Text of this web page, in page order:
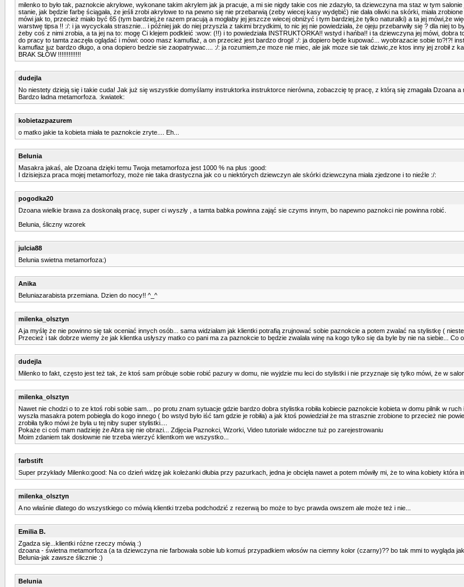
milenko to było tak, paznokcie akrylowe, wykonane takim akrylem jak ja pracuje, a mi sie nigdy takie cos nie zdazyło, ta dziewczyna ma staz w tym
stanie, jak będzie farbę ściągała, że jeśli zrobi akrylowe to na pewno się nie przebarwią (zeby wiecej kasy wydębić) nie dała oliwki na skórki, miała
mówi jak to, przecież miało być 65 (tym bardziej,że razem pracują a mogłaby jej jeszcze wiecej obniżyć i tym bardziej,że tylko naturalki) a ta jej mówi,że
warstwę tipsa !! :/: i ja wycyckała strasznie... i później jak do niej przyszla z takimi brzydkimi, to nic jej nie powiedziała, że ojeju przebarwiły się ? dla niej to
żeby coś z nimi zrobia, a ta jej na to: mogę Ci klejem podkleić :wow: (!!) i to powiedziała INSTRUKTORKA!! wstyd i hańba!! i ta dziewczyna jej mówi,
do pracy to tamta zaczęła oglądać i mówi: oooo masz kamuflaż, a on przecież jest bardzo drogi! :/: ja dopiero będe kupować... wyobrazacie sobie to?!?!
kamuflaz juz bardzo długo, a ona dopiero bedzie sie zaopatrywac.... :/: ja rozumiem,ze moze nie miec, ale jak moze sie tak dziwic,ze ktos inny jej zrobił z
BRAK SŁÓW !!!!!!!!!!!!!
dudejla
No niestety dzieją się i takie cuda! Jak już się wszystkie domyślamy instruktorka instruktorce nierówna, zobaczcię tę pracę, z którą się zmagała Dzoana
Bardzo ładna metamorfoza. :kwiatek:
kobietazpazurem
o matko jakie ta kobieta miała te paznokcie zryte.... Eh...
Belunia
Masakra jakaś, ale Dzoana dzięki temu Twoja metamorfoza jest 1000 % na plus :good:
I dzisiejsza praca mojej metamorfozy, może nie taka drastyczna jak co u niektórych dziewczyn ale skórki dziewczyna miała zjedzone i to nieźle :/:
pogodka20
Dzoana wielkie brawa za doskonałą pracę, super ci wyszły , a tamta babka powinna zająć sie czyms innym, bo napewno paznokci nie powinna robić.
Belunia, śliczny wzorek
julcia88
Belunia swietna metamorfoza:)
Anika
Beluniazarabista przemiana. Dzien do nocy!! ^_^
milenka_olsztyn
A ja myślę że nie powinno się tak oceniać innych osób... sama widziałam jak klientki potrafią zrujnować sobie paznokcie a potem zwalać na stylistkę (
Przecież i tak dobrze wiemy że jak klientka usłyszy matko co pani ma za paznokcie to będzie zwalała winę na kogo tylko się da byle by nie na siebie...
dudejla
Milenko to fakt, często jest też tak, że ktoś sam próbuje sobie robić pazury w domu, nie wyjdzie mu leci do stylistki i nie przyznaje się tylko mówi, że w
milenka_olsztyn
Nawet nie chodzi o to ze ktoś robi sobie sam... po protu znam sytuacje gdzie bardzo dobra stylistka robiła kobiecie paznokcie kobieta w domu pilnik w ruch
wyszła masakra potem pobiegła do kogo innego ( bo wstyd było iść tam gdzie je robiła) a jak ktoś powiedział że ma strasznie zrobione to przecież nie
zrobiła tylko mówi że była u tej niby super stylistki....
Pokaże ci coś mam nadzieję że Abra się nie obrazi... Zdjęcia Paznokci, Wzorki, Video tutoriale widoczne tuż po zarejestrowaniu
Moim zdaniem tak dosłownie nie trzeba wierzyć klientkom we wszystko...
farbstift
Super przykłady Milenko:good: Na co dzień widzę jak koleżanki dłubia przy pazurkach, jedna je obcięła nawet a potem mówiły mi, że to wina kobiety która im
milenka_olsztyn
A no właśnie dlatego do wszystkiego co mówią klientki trzeba podchodzić z rezerwą bo może to byc prawda owszem ale może też i nie...
Emilia B.
Zgadza się...klientki różne rzeczy mówią :)
dzoana - świetna metamorfoza (a ta dziewczyna nie farbowała sobie lub komuś przypadkiem włosów na ciemny kolor (czarny)?? bo tak mmi to wygląda
Belunia-jak zawsze ślicznie :)
Belunia